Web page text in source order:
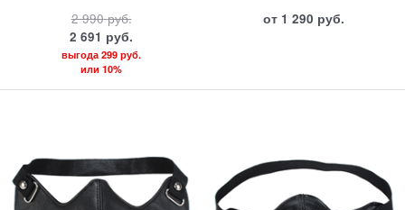
2 990 руб.
2 691 руб.
выгода 299 руб.
или 10%
от 1 290 руб.